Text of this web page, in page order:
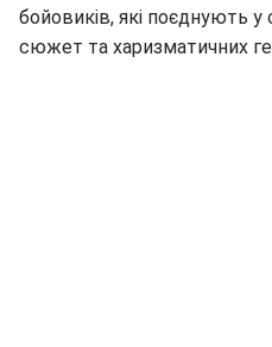
бойовиків, які поєднують у
сюжет та харизматичних